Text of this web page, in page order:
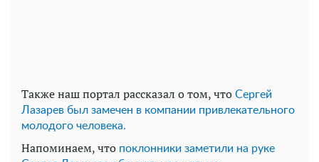
Также наш портал рассказал о том, что Сергей
Лазарев был замечен в компании привлекательного
молодого человека.
Напоминаем, что поклонники заметили на руке